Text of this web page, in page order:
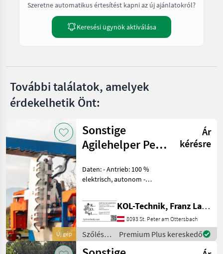
Szeretne automatikus értesítést kapni az új ajánlatokról?
Keresési ügynök aktiválása
További találatok, amelyek
érdekelhetik Önt:
Új gép
Sonstige
Agilehelper PeK
Ár
kérésre
Daten: - Antrieb: 100 %
elektrisch, autonom -
(TeroAir-App) -
Datenmanagement:
Cloudbasierte Auswertung
und Speicherung -
Betriebsspannung: 4
KOL-Technik, Franz Lampl-Küssner
8093 St. Peter am Ottersbach
Szőlészeti
gépek /
Premium Plus kereskedő